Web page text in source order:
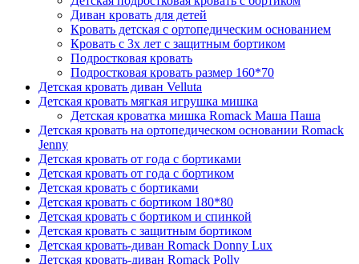
Диван кровать для детей
Кровать детская с ортопедическим основанием
Кровать с 3х лет с защитным бортиком
Подростковая кровать
Подростковая кровать размер 160*70
Детская кровать диван Velluta
Детская кровать мягкая игрушка мишка
Детская кроватка мишка Romack Маша Паша
Детская кровать на ортопедическом основании Romack
Jenny
Детская кровать от года с бортиками
Детская кровать от года с бортиком
Детская кровать с бортиками
Детская кровать с бортиком 180*80
Детская кровать с бортиком и спинкой
Детская кровать с защитным бортиком
Детская кровать-диван Romack Donny Lux
Детская кровать-диван Romack Polly